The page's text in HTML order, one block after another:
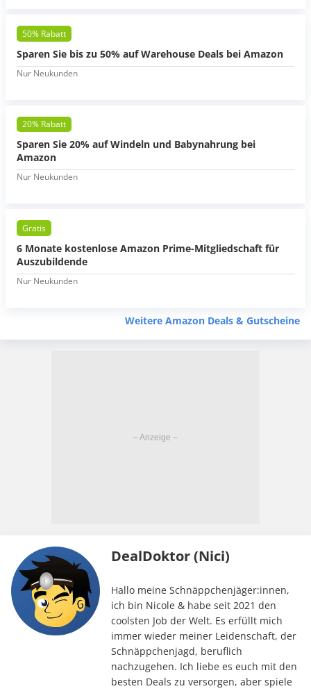
50% Rabatt
Sparen Sie bis zu 50% auf Warehouse Deals bei Amazon
Nur Neukunden
20% Rabatt
Sparen Sie 20% auf Windeln und Babynahrung bei
Amazon
Nur Neukunden
Gratis
6 Monate kostenlose Amazon Prime-Mitgliedschaft für
Auszubildende
Nur Neukunden
Weitere Amazon Deals & Gutscheine
DealDoktor (Nici)
Hallo meine Schnäppchenjäger:innen,
ich bin Nicole & habe seit 2021 den
coolsten Job der Welt. Es erfüllt mich
immer wieder meiner Leidenschaft, der
Schnäppchenjagd, beruflich
nachzugehen. Ich liebe es euch mit den
besten Deals zu versorgen, aber spiele